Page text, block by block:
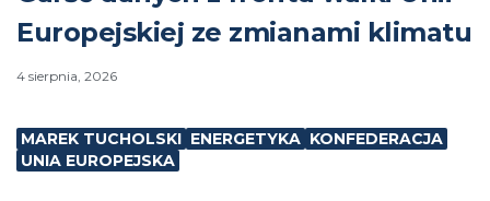
Europejskiej ze zmianami klimatu
4 sierpnia, 2026
MAREK TUCHOLSKI ENERGETYKA KONFEDERACJA
UNIA EUROPEJSKA